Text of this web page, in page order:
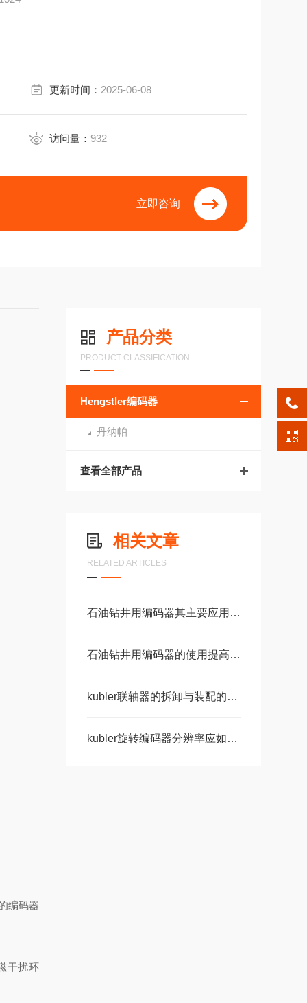
80N?7-10mm:40N/60N
更新时间： 2025-06-08
访问量： 932
立即咨询
产品分类
PRODUCT CLASSIFICATION
Hengstler编码器
丹纳帕
查看全部产品
相关文章
RELATED ARTICLES
石油钻井用编码器其主要应用范围包括以下几个核心场景
石油钻井用编码器的使用提高了钻井设备的安全性和可靠性
kubler联轴器的拆卸与装配的方法讲解
kubler旋转编码器分辨率应如何选择?
编码器
干扰环